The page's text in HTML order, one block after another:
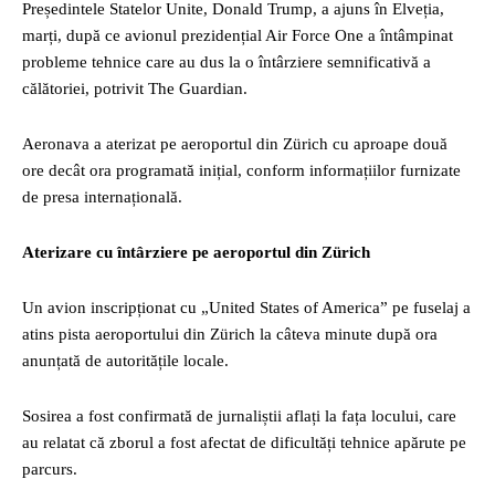
Președintele Statelor Unite, Donald Trump, a ajuns în Elveția,
marți, după ce avionul prezidențial Air Force One a întâmpinat
probleme tehnice care au dus la o întârziere semnificativă a
călătoriei, potrivit The Guardian.
Aeronava a aterizat pe aeroportul din Zürich cu aproape două
ore decât ora programată inițial, conform informațiilor furnizate
de presa internațională.
Aterizare cu întârziere pe aeroportul din Zürich
Un avion inscripționat cu „United States of America” pe fuselaj a
atins pista aeroportului din Zürich la câteva minute după ora
anunțată de autoritățile locale.
Sosirea a fost confirmată de jurnaliștii aflați la fața locului, care
au relatat că zborul a fost afectat de dificultăți tehnice apărute pe
parcurs.